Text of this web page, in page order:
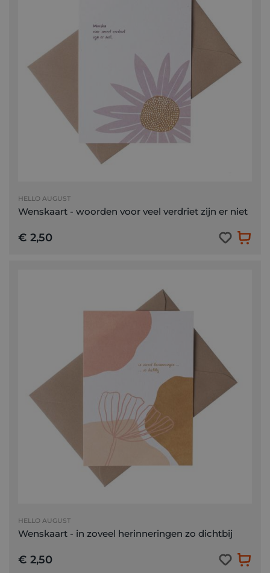
HELLO AUGUST
Wenskaart - woorden voor veel verdriet zijn er niet
€ 2,50
HELLO AUGUST
Wenskaart - in zoveel herinneringen zo dichtbij
€ 2,50